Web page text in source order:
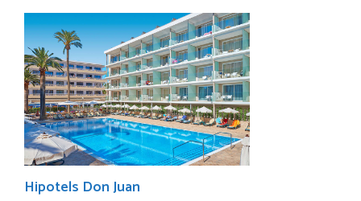
Hipotels Don Juan